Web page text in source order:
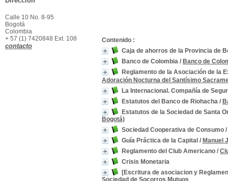
Contenido :
Caja de ahorros de la Provincia de
Banco de Colombia / Banco de
Reglamento de la Asociación de la
Adoración Nocturna del Santísimo
La Internacional. Compañía de
Estatutos del Banco de Riohacha /
Estatutos de la Sociedad de Santa
Bogotá)
Sociedad Cooperativa de Consumo /
Guía Práctica de la Capital / Manuel
Reglamento del Club Americano /
Crisis Monetaria
[Escritura de asociacion y
Sociedad de Socorros Mutuos
Calle 10 No. 8-95
Bogotá
Colombia
+ 57 (1) 7420848 Ext. 108
contacto